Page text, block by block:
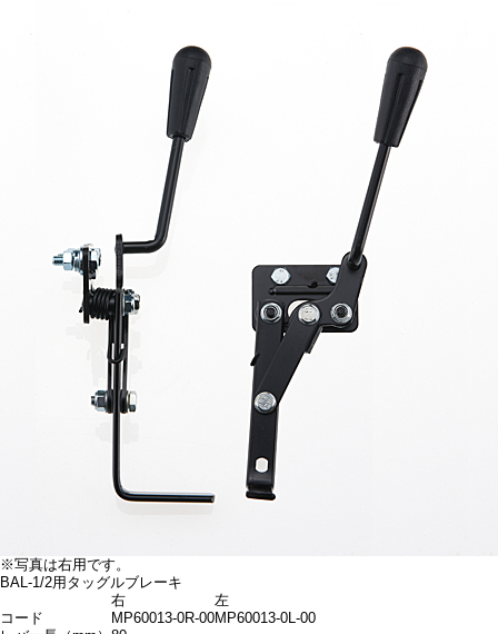
※写真は右用です。
BAL-1/2用タッグルブレーキ
右
左
コード
MP60013-0R-00MP60013-0L-00